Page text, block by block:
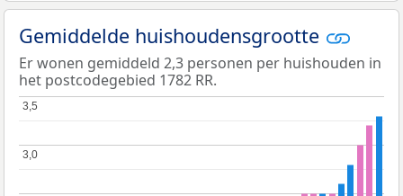
Gemiddelde huishoudensgrootte
Er wonen gemiddeld 2,3 personen per huishouden in
het postcodegebied 1782 RR.
3,0
3,0
3,5
3,5